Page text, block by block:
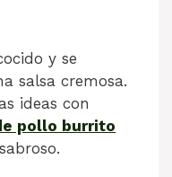
y se
salsa cremosa.
ideas con
pollo burrito